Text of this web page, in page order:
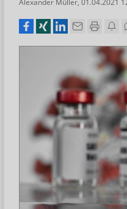
Alexander Müller, 01.04.2021